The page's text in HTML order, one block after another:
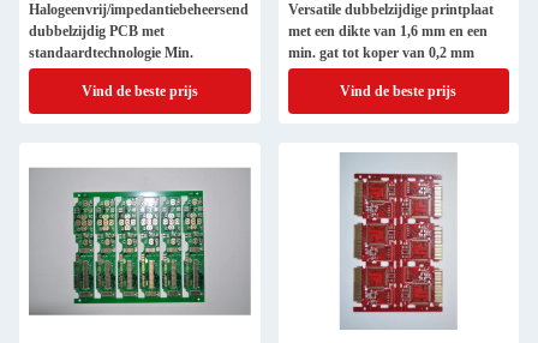
Halogeenvrij/impedantiebeheersend
dubbelzijdig PCB met
standaardtechnologie Min.
Vind de beste prijs
Versatile dubbelzijdige printplaat
met een dikte van 1,6 mm en een
min. gat tot koper van 0,2 mm
Vind de beste prijs